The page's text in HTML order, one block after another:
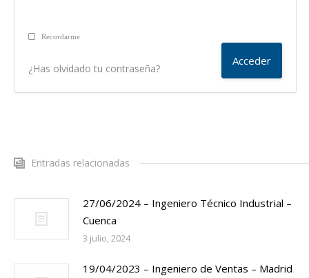
Recordarme
¿Has olvidado tu contraseña?
Entradas relacionadas
27/06/2024 – Ingeniero Técnico Industrial –
Cuenca
3 julio, 2024
19/04/2023 – Ingeniero de Ventas – Madrid